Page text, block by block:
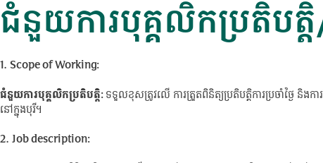
ជំនួយការបុគ្គលិកប្រតិប
1. Scope of Working:
ជំនួយការបុគ្គលិកប្រតិបត្តិ:ទទួលខុសត្រូវលើ ការត្រួតពិនិត្យប្រតិបត្តិការប្រចាំថ្ងៃ និង
នៅក្នុងបុរី។
2. Job description: